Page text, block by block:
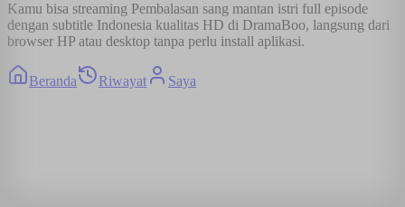
Kamu bisa streaming Pembalasan sang mantan istri full episode
dengan subtitle Indonesia kualitas HD di DramaBoo, langsung dari
browser HP atau desktop tanpa perlu install aplikasi.
Beranda Riwayat Saya